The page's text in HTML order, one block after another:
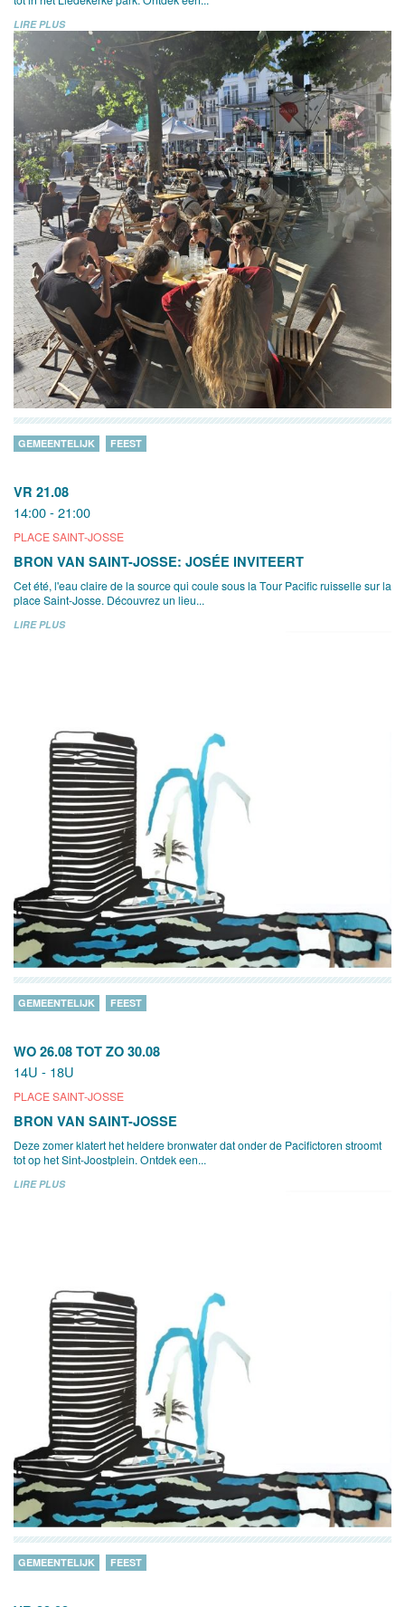
LIRE PLUS
VR 21.08
14:00 - 21:00
PLACE SAINT-JOSSE
GEMEENTELIJK FEEST
BRON VAN SAINT-JOSSE: JOSÉE INVITEERT
Cet été, l'eau claire de la source qui coule sous la Tour Pacific ruisselle sur la
place Saint-Josse. Découvrez un lieu...
LIRE PLUS
WO 26.08 TOT ZO 30.08
14U - 18U
PLACE SAINT-JOSSE
GEMEENTELIJK FEEST
BRON VAN SAINT-JOSSE
Deze zomer klatert het heldere bronwater dat onder de Pacifictoren stroomt
tot op het Sint-Joostplein. Ontdek een...
LIRE PLUS
GEMEENTELIJK FEEST